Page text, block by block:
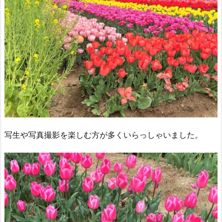
写生や写真撮影を楽しむ方が多くいらっしゃいました。